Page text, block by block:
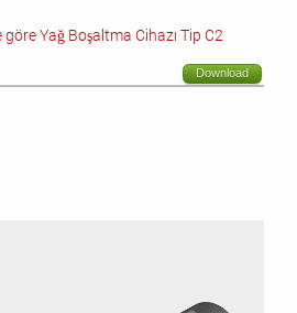
Yağ Boşaltma Cihazı Tip C2
Download